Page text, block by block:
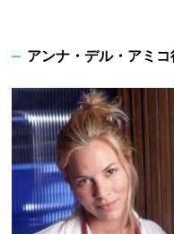
アンナ・デル・アミ